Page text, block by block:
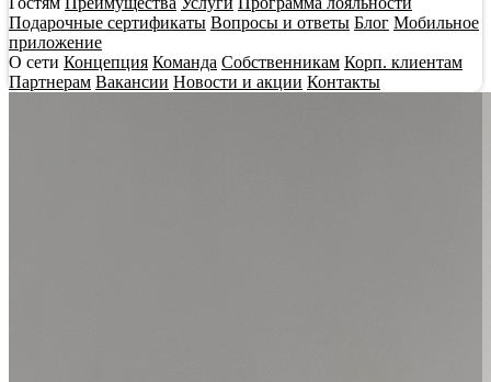
Подарочные сертификаты Вопросы и ответы Блог Мобильное
приложение
О сети Концепция Команда Собственникам Корп. клиентам
Партнерам Вакансии Новости и акции Контакты